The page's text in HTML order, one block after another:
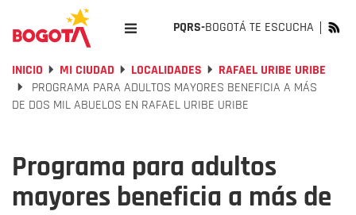
PQRS-BOGOTÁ TE ESCUCHA
INICIO MI CIUDAD LOCALIDADES
RAFAEL URIBE URIBE
PROGRAMA PARA ADULTOS MAYORES BENEFICIA A MÁS
DE DOS MIL ABUELOS EN RAFAEL URIBE URIBE
Programa para adultos
mayores beneficia a más de